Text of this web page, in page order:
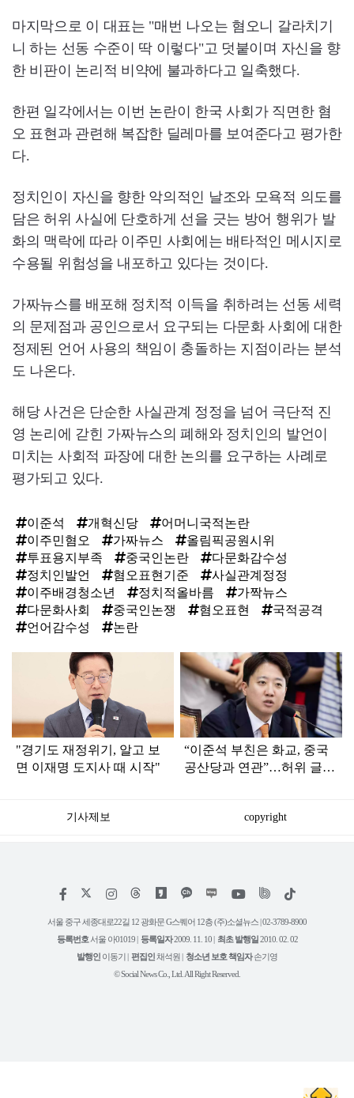
마지막으로 이 대표는 "매번 나오는 혐오니 갈라치기
니 하는 선동 수준이 딱 이렇다"고 덧붙이며 자신을 향
한 비판이 논리적 비약에 불과하다고 일축했다.
한편 일각에서는 이번 논란이 한국 사회가 직면한 혐
오 표현과 관련해 복잡한 딜레마를 보여준다고 평가한
다.
정치인이 자신을 향한 악의적인 날조와 모욕적 의도를
담은 허위 사실에 단호하게 선을 긋는 방어 행위가 발
화의 맥락에 따라 이주민 사회에는 배타적인 메시지로
수용될 위험성을 내포하고 있다는 것이다.
가짜뉴스를 배포해 정치적 이득을 취하려는 선동 세력
의 문제점과 공인으로서 요구되는 다문화 사회에 대한
정제된 언어 사용의 책임이 충돌하는 지점이라는 분석
도 나온다.
해당 사건은 단순한 사실관계 정정을 넘어 극단적 진
영 논리에 갇힌 가짜뉴스의 폐해와 정치인의 발언이
미치는 사회적 파장에 대한 논의를 요구하는 사례로
평가되고 있다.
이준석 개혁신당
어머니국적논란
이주민혐오
가짜뉴스
올림픽공원시위
투표용지부족
중국인논란
다문화감수성
정치인발언
혐오표현기준
사실관계정정
이주배경청소년
정치적올바름
가짝뉴스
다문화사회
중국인논쟁 혐오표현
국적공격
언어감수성
논란
"경기도 재정위기, 알고 보
면 이재명 도지사 때 시작"
“이준석 부친은 화교, 중국
공산당과 연관”…허위 글
기사제보 copyright
페
스
인
타
램
위
트
유
튜
틱
서울 중구 세종대로22길 12 광화문 G스퀘어 12층 (주)소셜뉴스 | 02-3789-8900
등록번호서울 아01019 | 등록일자2009. 11. 10 | 최초 발행일 2010. 02. 02
발행인 이동기 | 편집인채석원 | 청소년 보호 책임자손기영
© Social News Co., Ltd. All Right Reserved.